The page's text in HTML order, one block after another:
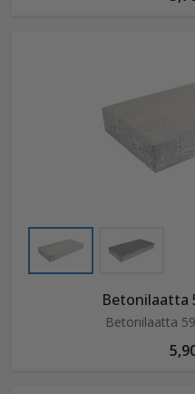
Betonilaatta
Betonilaatta